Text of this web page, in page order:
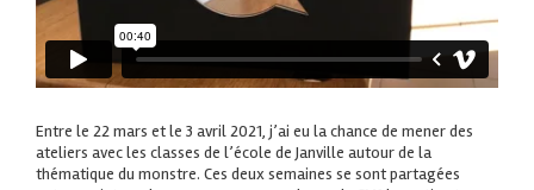
Entre le 22 mars et le 3 avril 2021, j’ai eu la chance de mener des
ateliers avec les classes de l’école de Janville autour de la
thématique du monstre. Ces deux semaines se sont partagées